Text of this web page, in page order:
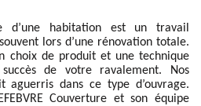
d’une habitation est un travail
lors d’une rénovation totale.
choix de produit et une technique
de votre ravalement. Nos
aguerris dans ce type d’ouvrage.
Couverture et son équipe